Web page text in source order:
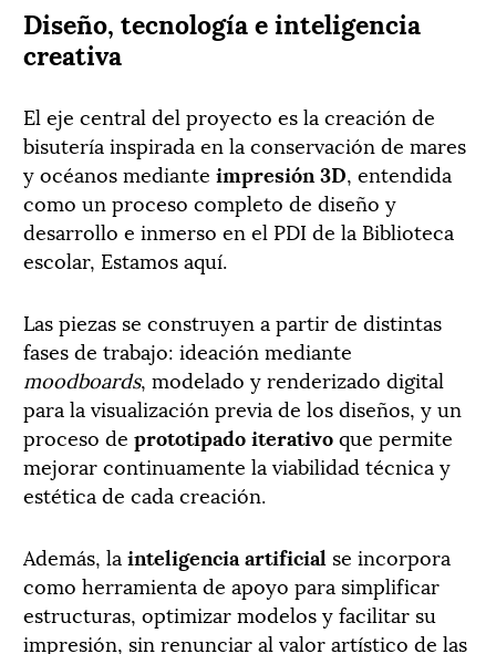
Diseño, tecnología e inteligencia
creativa
El eje central del proyecto es la creación de
bisutería inspirada en la conservación de mares
y océanos mediante impresión 3D, entendida
como un proceso completo de diseño y
desarrollo e inmerso en el PDI de la Biblioteca
escolar, Estamos aquí.
Las piezas se construyen a partir de distintas
fases de trabajo: ideación mediante
moodboards, modelado y renderizado digital
para la visualización previa de los diseños, y un
proceso de prototipado iterativoque permite
mejorar continuamente la viabilidad técnica y
estética de cada creación.
Además, la inteligencia artificial se incorpora
como herramienta de apoyo para simplificar
estructuras, optimizar modelos y facilitar su
impresión, sin renunciar al valor artístico de las